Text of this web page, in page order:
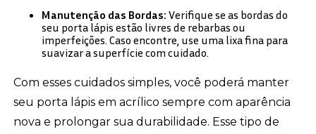
Manutenção das Bordas: Verifique se as bordas do
seu porta lápis estão livres de rebarbas ou
imperfeições. Caso encontre, use uma lixa fina para
suavizar a superfície com cuidado.
Com esses cuidados simples, você poderá manter
seu porta lápis em acrílico sempre com aparência
nova e prolongar sua durabilidade. Esse tipo de